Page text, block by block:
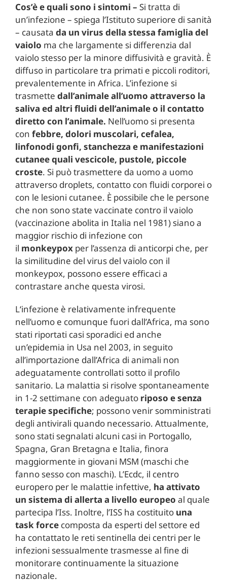
Cos’è e quali sono i sintomi – Si tratta di
un’infezione – spiega l’Istituto superiore di sanità
– causata da un virus della stessa famiglia del
vaiolo ma che largamente si differenzia dal
vaiolo stesso per la minore diffusività e gravità. È
diffuso in particolare tra primati e piccoli roditori,
prevalentemente in Africa. L’infezione si
trasmette dall’animale all’uomo attraverso la
saliva ed altri fluidi dell’animale o il contatto
diretto con l’animale. Nell’uomo si presenta
con febbre, dolori muscolari, cefalea,
linfonodi gonfi, stanchezza e manifestazioni
cutanee quali vescicole, pustole, piccole
croste. Si può trasmettere da uomo a uomo
attraverso droplets, contatto con fluidi corporei o
con le lesioni cutanee. È possibile che le persone
che non sono state vaccinate contro il vaiolo
(vaccinazione abolita in Italia nel 1981) siano a
maggior rischio di infezione con
il monkeypoxper l’assenza di anticorpi che, per
la similitudine del virus del vaiolo con il
monkeypox, possono essere efficaci a
contrastare anche questa virosi.
L‘infezione è relativamente infrequente
nell’uomo e comunque fuori dall’Africa, ma sono
stati riportati casi sporadici ed anche
un’epidemia in Usa nel 2003, in seguito
all’importazione dall’Africa di animali non
adeguatamente controllati sotto il profilo
sanitario. La malattia si risolve spontaneamente
in 1-2 settimane con adeguato riposo e senza
terapie specifiche; possono venir somministrati
degli antivirali quando necessario. Attualmente,
sono stati segnalati alcuni casi in Portogallo,
Spagna, Gran Bretagna e Italia, finora
maggiormente in giovani MSM (maschi che
fanno sesso con maschi). L’Ecdc, il centro
europero per le malattie infettive, ha attivato
un sistema di allerta a livello europeo al quale
partecipa l’Iss. Inoltre, l’ISS ha costituitouna
task forcecomposta da esperti del settore ed
ha contattato le reti sentinella dei centri per le
infezioni sessualmente trasmesse al fine di
monitorare continuamente la situazione
nazionale.